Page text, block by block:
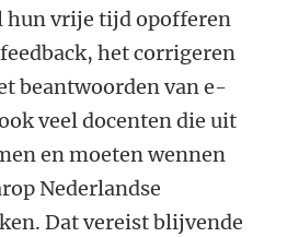
hun vrije tijd opofferen
het corrigeren
beantwoorden van e-
veel docenten die uit
en moeten wennen
Nederlandse
Dat vereist blijvende